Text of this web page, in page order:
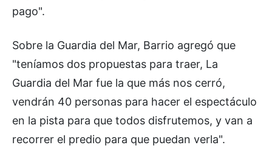
pago".
Sobre la Guardia del Mar, Barrio agregó que
"teníamos dos propuestas para traer, La
Guardia del Mar fue la que más nos cerró,
vendrán 40 personas para hacer el espectáculo
en la pista para que todos disfrutemos, y van a
recorrer el predio para que puedan verla".